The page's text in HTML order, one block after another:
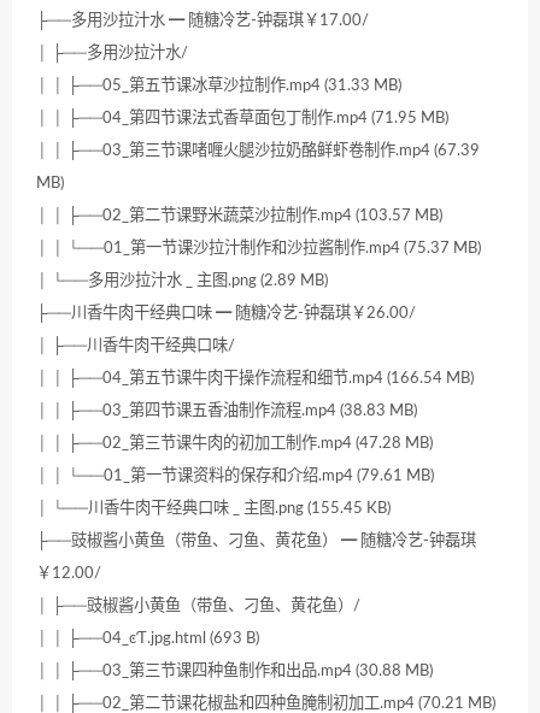
├──多用沙拉汁水 ━ 随糖冷艺-钟磊琪￥17.00/
│ ├──多用沙拉汁水/
│ │ ├──05_第五节课冰草沙拉制作.mp4 (31.33 MB)
│ │ ├──04_第四节课法式香草面包丁制作.mp4 (71.95 MB)
│ │ ├──03_第三节课啫喱火腿沙拉奶酪鲜虾卷制作.mp4 (67.39
MB)
│ │ ├──02_第二节课野米蔬菜沙拉制作.mp4 (103.57 MB)
│ │ └──01_第一节课沙拉汁制作和沙拉酱制作.mp4 (75.37 MB)
│ └──多用沙拉汁水 _ 主图.png (2.89 MB)
├──川香牛肉干经典口味 ━ 随糖冷艺-钟磊琪￥26.00/
│ ├──川香牛肉干经典口味/
│ │ ├──04_第五节课牛肉干操作流程和细节.mp4 (166.54 MB)
│ │ ├──03_第四节课五香油制作流程.mp4 (38.83 MB)
│ │ ├──02_第三节课牛肉的初加工制作.mp4 (47.28 MB)
│ │ └──01_第一节课资料的保存和介绍.mp4 (79.61 MB)
│ └──川香牛肉干经典口味 _ 主图.png (155.45 KB)
├──豉椒酱小黄鱼（带鱼、刁鱼、黄花鱼） ━ 随糖冷艺-钟磊琪
￥12.00/
│ ├──豉椒酱小黄鱼（带鱼、刁鱼、黄花鱼）/
│ │ ├──04_ͼƬ.jpg.html (693 B)
│ │ ├──03_第三节课四种鱼制作和出品.mp4 (30.88 MB)
│ │ ├──02_第二节课花椒盐和四种鱼腌制初加工.mp4 (70.21 MB)